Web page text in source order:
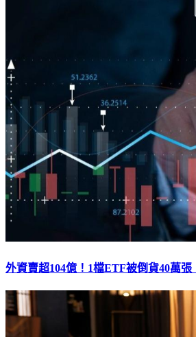
外資賣超104億！1檔ETF被倒貨40萬